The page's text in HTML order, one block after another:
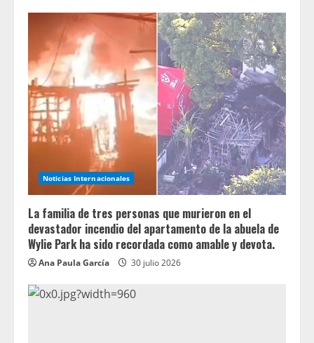
Noticias Internacionales
La familia de tres personas que murieron en el
devastador incendio del apartamento de la abuela de
Wylie Park ha sido recordada como amable y devota.
Ana Paula García 30 julio 2026